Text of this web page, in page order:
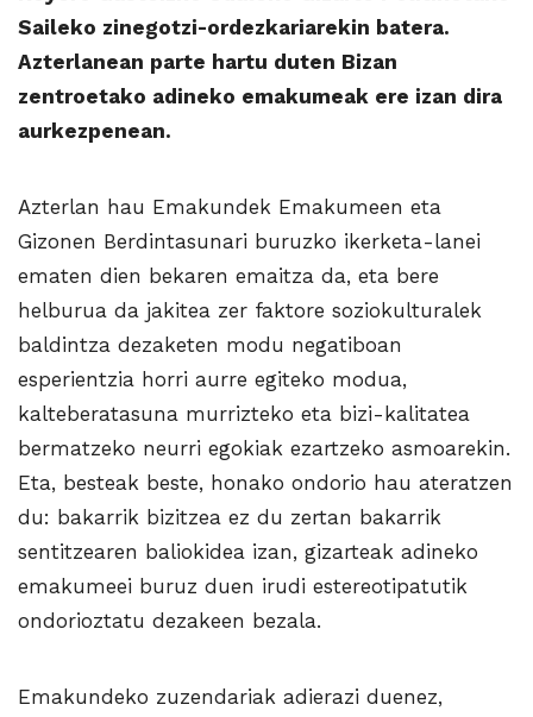
Saileko zinegotzi-ordezkariarekin batera.
Azterlanean parte hartu duten Bizan
zentroetako adineko emakumeak ere izan dira
aurkezpenean.
Azterlan hau Emakundek Emakumeen eta
Gizonen Berdintasunari buruzko ikerketa-lanei
ematen dien bekaren emaitza da, eta bere
helburua da jakitea zer faktore soziokulturalek
baldintza dezaketen modu negatiboan
esperientzia horri aurre egiteko modua,
kalteberatasuna murrizteko eta bizi-kalitatea
bermatzeko neurri egokiak ezartzeko asmoarekin.
Eta, besteak beste, honako ondorio hau ateratzen
du: bakarrik bizitzea ez du zertan bakarrik
sentitzearen baliokidea izan, gizarteak adineko
emakumeei buruz duen irudi estereotipatutik
ondorioztatu dezakeen bezala.
Emakundeko zuzendariak adierazi duenez,